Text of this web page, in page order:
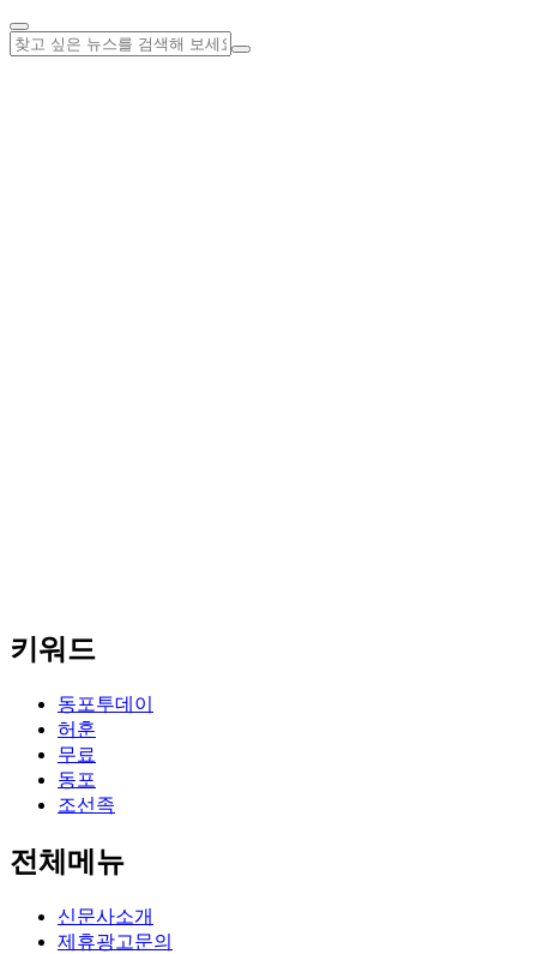
키워드
동포투데이
허훈
무료
동포
조선족
전체메뉴
신문사소개
제휴광고문의